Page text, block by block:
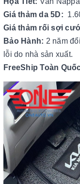
Giá thảm da 5D:
Giá thảm rối sợi
Bảo Hành: 2 năm
lỗi do nhà sản xuất.
FreeShip Toàn